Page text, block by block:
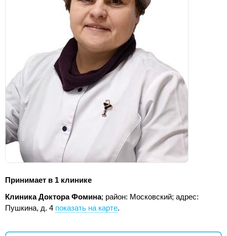
Принимает в 1 клинике
Клиника Доктора Фомина; район: Московский; адрес:
Пушкина, д. 4 показать на карте.